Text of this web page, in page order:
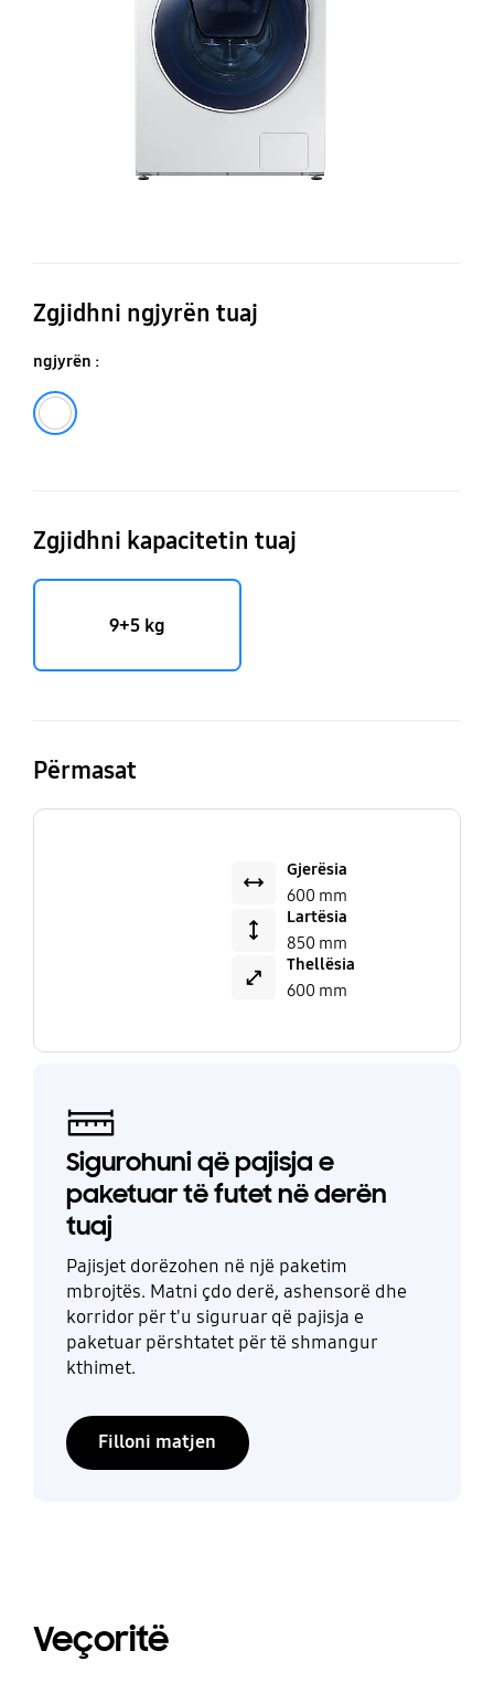
Zgjidhni ngjyrën tuaj
ngjyrën :
Zgjidhni kapacitetin tuaj
9+5 kg
Përmasat
Gjerësia
600 mm
Lartësia
850 mm
Thellësia
600 mm
Sigurohuni që pajisja e
paketuar të futet në derën
tuaj
Pajisjet dorëzohen në një paketim
mbrojtës. Matni çdo derë, ashensorë dhe
korridor për t'u siguruar që pajisja e
paketuar përshtatet për të shmangur
kthimet.
Filloni matjen
Veçoritë